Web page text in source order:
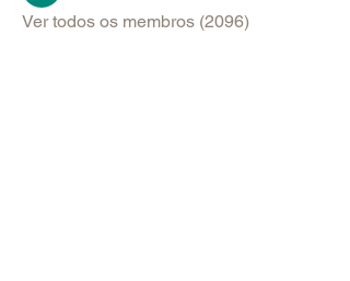
Ver todos os membros (2096)